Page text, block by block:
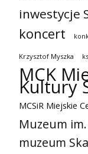
inwestycje
koncert
Krzysztof Myszka
MCK
Kultury
MCSiR Miejskie
Muzeum im.
muzeum